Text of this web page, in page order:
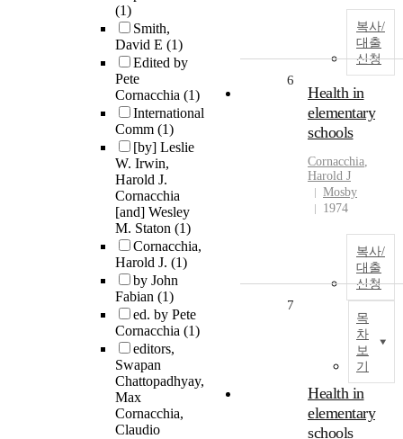
(1)
Smith,
David E (1)
Edited by
Pete
Cornacchia (1)
International
Comm (1)
[by] Leslie
W. Irwin,
Harold J.
Cornacchia
[and] Wesley
M. Staton (1)
Cornacchia,
Harold J. (1)
by John
Fabian (1)
ed. by Pete
Cornacchia (1)
editors,
Swapan
Chattopadhyay,
Max
Cornacchia,
Claudio
복사/
대출
신청
6
Health in
elementary
schools
Cornacchia,
Harold J
Mosby
1974
복사/
대출
신청
목
차
보
기
7
Health in
elementary
schools